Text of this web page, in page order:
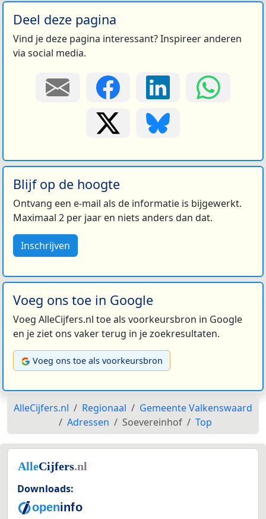
Deel deze pagina
Vind je deze pagina interessant? Inspireer anderen
via social media.
Blijf op de hoogte
Ontvang een e-mail als de informatie is bijgewerkt.
Maximaal 2 per jaar en niets anders dan dat.
Inschrijven
Voeg ons toe in Google
Voeg AlleCijfers.nl toe als voorkeursbron in Google
en je ziet ons vaker terug in je zoekresultaten.
Voeg ons toe als voorkeursbron
AlleCijfers.nl Regionaal
Gemeente Valkenswaard
Adressen
Soevereinhof Top
Downloads: